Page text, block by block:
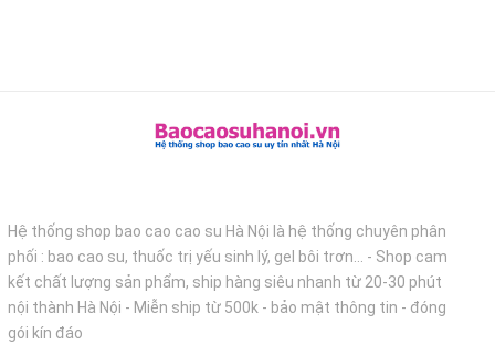
Hệ thống shop bao cao cao su Hà Nội là hệ thống chuyên phân
phối : bao cao su, thuốc trị yếu sinh lý, gel bôi trơn... - Shop cam
kết chất lượng sản phẩm, ship hàng siêu nhanh từ 20-30 phút
nội thành Hà Nội - Miễn ship từ 500k - bảo mật thông tin - đóng
gói kín đáo